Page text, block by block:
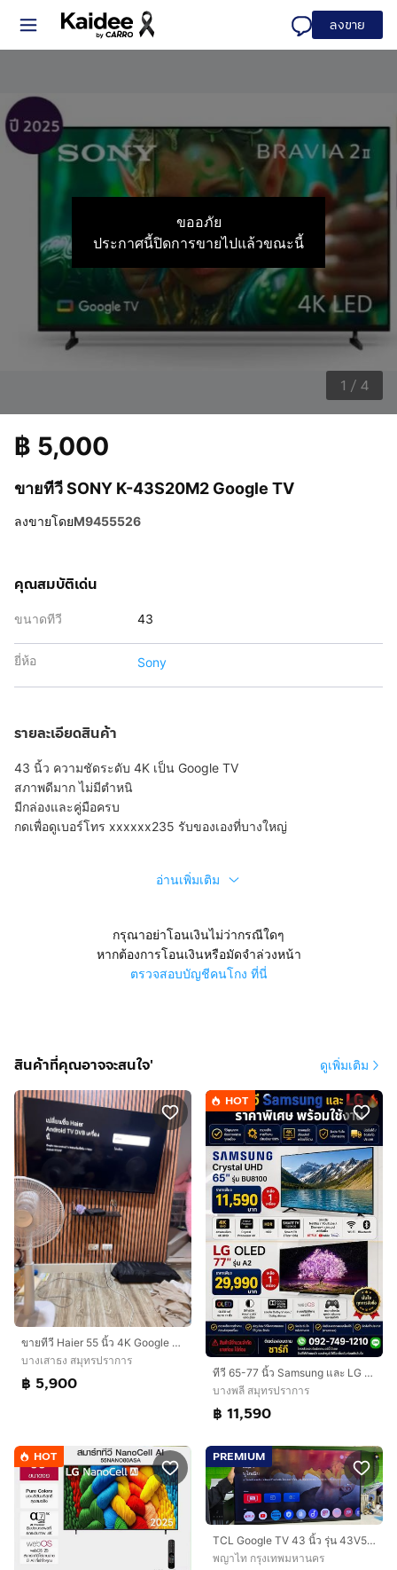
ลงขาย
ขออภัย
ประกาศนี้ปิดการขายไปแล้วขณะนี้
1 / 4
ขายทีวี SONY K-43S20M2 Google TV
฿ 5,000
ลงขายโดยM9455526
คุณสมบัติเด่น
ขนาดทีวี 43
ยี่ห้อ Sony
รายละเอียดสินค้า
43 นิ้ว ความชัดระดับ 4K เป็น Google TV
สภาพดีมาก ไม่มีตำหนิ
มีกล่องและคู่มือครบ
กดเพื่อดูเบอร์โทร xxxxxx235 รับของเองที่บางใหญ่
อ่านเพิ่มเติม
กรุณาอย่าโอนเงินไม่ว่ากรณีใดๆ
หากต้องการโอนเงินหรือมัดจำล่วงหน้า
ตรวจสอบบัญชีคนโกง ที่นี่
สินค้าที่คุณอาจจะสนใจ' ดูเพิ่มเติม
ขายทีวี Haier 55 นิ้ว 4K Google TV รุ่น H55K85FUX
บางเสาธง สมุทรปราการ
฿ 5,900
HOT
ทีวี 65-77 นิ้ว Samsung และ LG ราคาพิเศษ ของใหม่ สภาพสวย พร้อมใช้งาน
บางพลี สมุทรปราการ
฿ 11,590
HOT PREMIUM
TCL Google TV 43 นิ้ว รุ่น 43V5C Smart TV จอใหญ่ ภาพชัด ดู Netflix YouTube ได้
พญาไท กรุงเทพมหานคร